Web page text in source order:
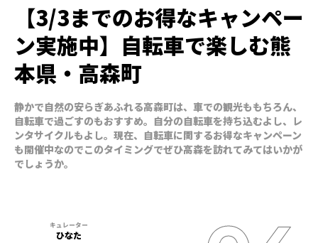
【3/3までのお得なキャンペー
ン実施中】自転車で楽しむ熊
本県・高森町
静かで自然の安らぎあふれる高森町は、車での観光ももちろん、
自転車で過ごすのもおすすめ。自分の自転車を持ち込むよし、レ
ンタサイクルもよし。現在、自転車に関するお得なキャンペーン
も開催中なのでこのタイミングでぜひ高森を訪れてみてはいかが
でしょうか。
ひなた